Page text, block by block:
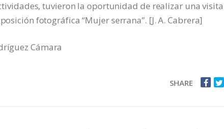
tuvieron la oportunidad de realizar una visita
fotográfica “Mujer serrana”. [J. A. Cabrera]
Cámara
SHARE